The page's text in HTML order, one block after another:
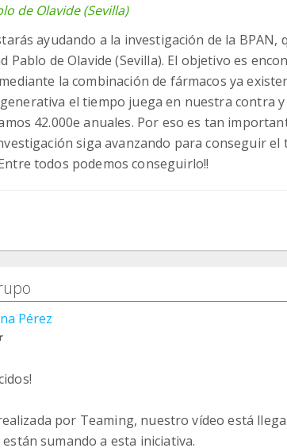
de Olavide (Sevilla)
ayudando a la investigación de la BPAN,
Pablo de Olavide (Sevilla). El objetivo es
la combinación de fármacos ya
el tiempo juega en nuestra contra
42.000e anuales. Por eso es tan
siga avanzando para conseguir
todos podemos conseguirlo!!
Pérez
por Teaming, nuestro vídeo está
sumando a esta iniciativa.